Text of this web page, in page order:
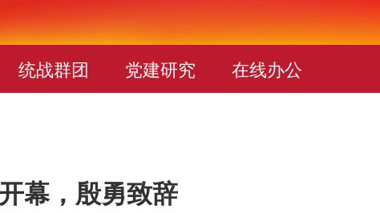
统战群团 党建研究 在线办公
幕，殷勇致辞